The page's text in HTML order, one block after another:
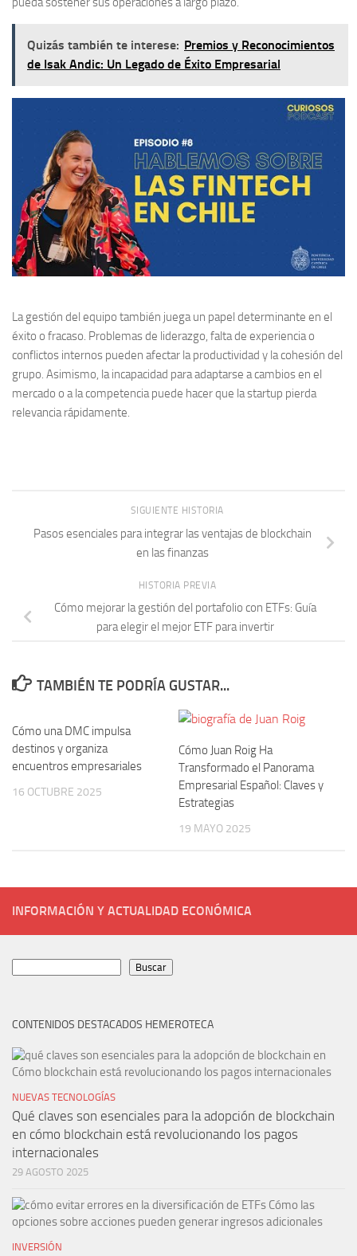
Quizás también te interese: Premios y Reconocimientos
de Isak Andic: Un Legado de Éxito Empresarial
La gestión del equipo también juega un papel determinante en el
éxito o fracaso. Problemas de liderazgo, falta de experiencia o
conflictos internos pueden afectar la productividad y la cohesión del
grupo. Asimismo, la incapacidad para adaptarse a cambios en el
mercado o a la competencia puede hacer que la startup pierda
relevancia rápidamente.
SIGUIENTE HISTORIA
Pasos esenciales para integrar las ventajas de blockchain
en las finanzas
HISTORIA PREVIA
Cómo mejorar la gestión del portafolio con ETFs: Guía
para elegir el mejor ETF para invertir
TAMBIÉN TE PODRÍA GUSTAR...
Cómo una DMC impulsa
destinos y organiza
encuentros empresariales
16 OCTUBRE 2025
Cómo Juan Roig Ha
Transformado el Panorama
Empresarial Español: Claves y
Estrategias
19 MAYO 2025
INFORMACIÓN Y ACTUALIDAD ECONÓMICA
Buscar
CONTENIDOS DESTACADOS HEMEROTECA
NUEVAS TECNOLOGÍAS
Qué claves son esenciales para la adopción de blockchain
en cómo blockchain está revolucionando los pagos
internacionales
29 AGOSTO 2025
INVERSIÓN